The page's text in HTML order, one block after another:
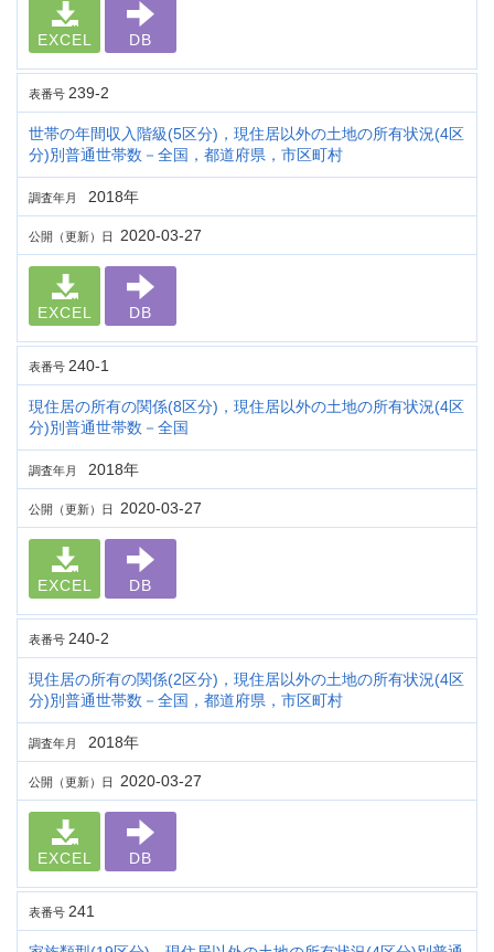
EXCEL DB
表番号 239-2
世帯の年間収入階級(5区分)，現住居以外の土地の所有状況(4区
分)別普通世帯数－全国，都道府県，市区町村
調査年月 2018年
公開（更新）日 2020-03-27
EXCEL DB
表番号 240-1
現住居の所有の関係(8区分)，現住居以外の土地の所有状況(4区
分)別普通世帯数－全国
調査年月 2018年
公開（更新）日 2020-03-27
EXCEL DB
表番号 240-2
現住居の所有の関係(2区分)，現住居以外の土地の所有状況(4区
分)別普通世帯数－全国，都道府県，市区町村
調査年月 2018年
公開（更新）日 2020-03-27
EXCEL DB
表番号 241